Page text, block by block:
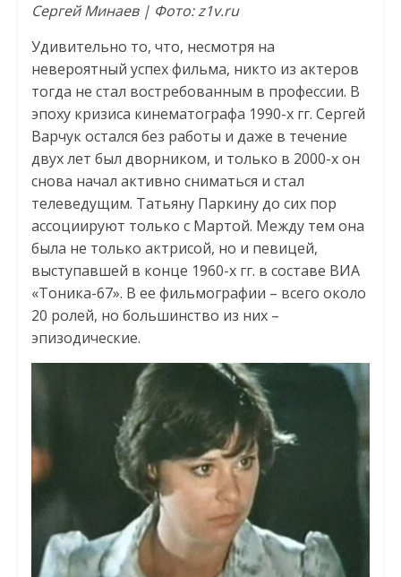
Сергей Минаев | Фото: z1v.ru
Удивительно то, что, несмотря на
невероятный успех фильма, никто из актеров
тогда не стал востребованным в профессии. В
эпоху кризиса кинематографа 1990-х гг. Сергей
Варчук остался без работы и даже в течение
двух лет был дворником, и только в 2000-х он
снова начал активно сниматься и стал
телеведущим. Татьяну Паркину до сих пор
ассоциируют только с Мартой. Между тем она
была не только актрисой, но и певицей,
выступавшей в конце 1960-х гг. в составе ВИА
«Тоника-67». В ее фильмографии – всего около
20 ролей, но большинство из них –
эпизодические.